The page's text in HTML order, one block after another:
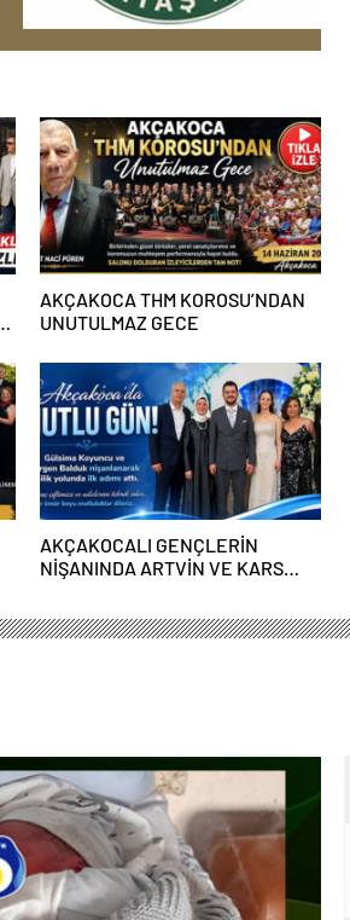
AKÇAKOCA THM KOROSU’NDAN
UNUTULMAZ GECE
AKÇAKOCALI GENÇLERİN
NİŞANINDA ARTVİN VE KARS